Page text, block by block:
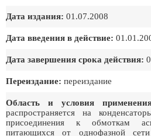
Дата издания: 01.07.2008
Дата введения в действие:
Дата завершения срока действия:
Переиздание: переиздание
Область и условия
распространяется на
присоединения к обмоткам
питающихся от однофазной